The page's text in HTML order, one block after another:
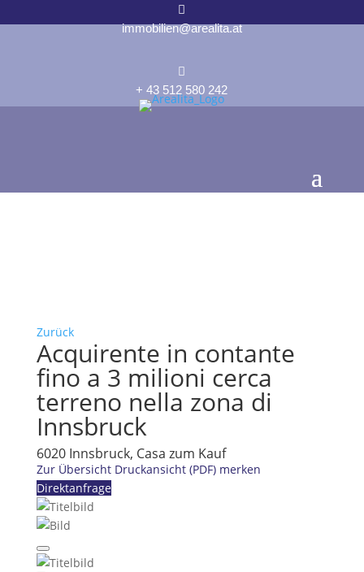

immobilien@arealita.at

+ 43 512 580 242
Zurück
Acquirente in contante
fino a 3 milioni cerca
terreno nella zona di
Innsbruck
6020 Innsbruck, Casa zum Kauf
Zur Übersicht Druckansicht (PDF) merken
Direktanfrage